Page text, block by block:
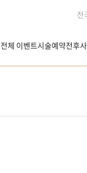
전
전체 이벤트시술예약전후